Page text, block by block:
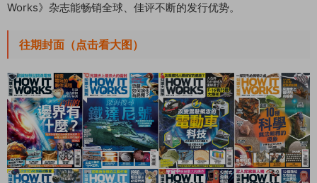
Works》杂志能畅销全球、佳评不断的发行优势。
往期封面（点击看大图）